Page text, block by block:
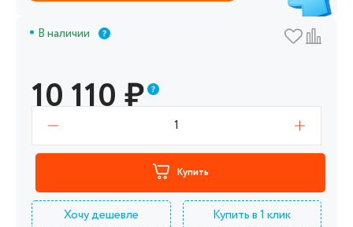
В наличии
10 110₽
1
Купить
Хочу дешевле Купить в 1 клик